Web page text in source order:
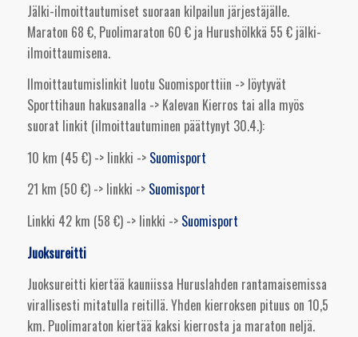
Jälki-ilmoittautumiset suoraan kilpailun järjestäjälle.
Maraton 68 €, Puolimaraton 60 € ja Hurushölkkä 55 € jälki-
ilmoittaumisena.
Ilmoittautumislinkit luotu Suomisporttiin -> löytyvät
Sporttihaun hakusanalla -> Kalevan Kierros tai alla myös
suorat linkit (ilmoittautuminen päättynyt 30.4.):
10 km (45 €) -> linkki -> Suomisport
21 km (50 €) -> linkki -> Suomisport
Linkki 42 km (58 €) -> linkki -> Suomisport
Juoksureitti
Juoksureitti kiertää kauniissa Huruslahden rantamaisemissa
virallisesti mitatulla reitillä. Yhden kierroksen pituus on 10,5
km. Puolimaraton kiertää kaksi kierrosta ja maraton neljä.